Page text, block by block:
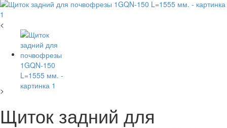
<
>
Щиток задний для